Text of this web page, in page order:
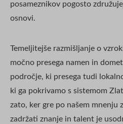
posameznikov pogosto
osnovi.
Temeljitejše razmišljanje o
močno presega namen in
področje, ki presega tudi
ki ga pokrivamo s sistemom
zato, ker gre po našem mnenju
zadržati znanje in talent je